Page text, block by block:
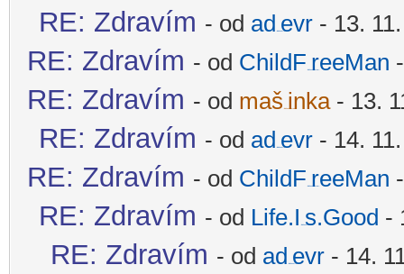
RE: Zdravím - od ad -diskusni-forum-evr - 13.
RE: Zdravím - od ChildF -diskusni-forum-reeMan
RE: Zdravím - od maš -diskusni-forum-inka- 13.
RE: Zdravím - od ad -diskusni-forum-evr - 14.
RE: Zdravím - od ChildF -diskusni-forum-reeMan
RE: Zdravím - od Life.I -diskusni-forum-s.Good -
RE: Zdravím - od ad -diskusni-forum-evr - 14.